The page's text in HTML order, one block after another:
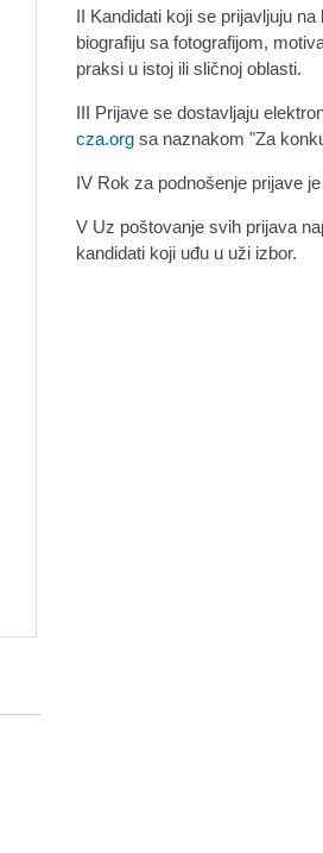
II Kandidati koji se prijavljuju
biografiju sa fotografijom,
praksi u istoj ili sličnoj oblasti.
III Prijave se dostavljaju
cza.org sa naznakom "Za
IV Rok za podnošenje prijave
V Uz poštovanje svih prijava
kandidati koji uđu u uži izbor.